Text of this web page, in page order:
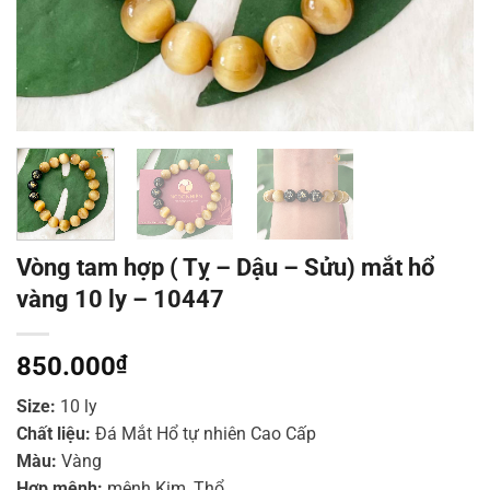
Vòng tam hợp ( Tỵ – Dậu – Sửu) mắt hổ
vàng 10 ly – 10447
850.000₫
Size: 10 ly
Chất liệu: Đá Mắt Hổ tự nhiên Cao Cấp
Màu: Vàng